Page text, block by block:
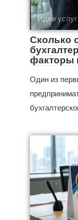
Идеи услуг
Сколько
факторы
Один из